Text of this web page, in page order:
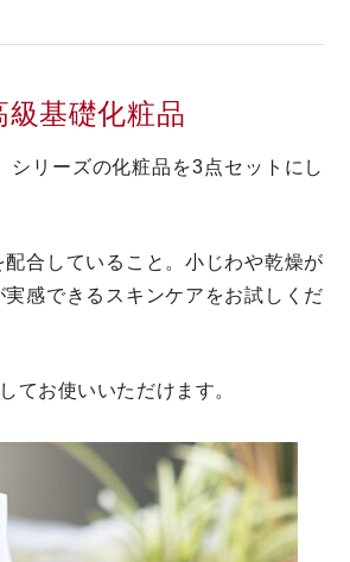
基礎化粧品
リーズの化粧品を3点セットにし
合していること。小じわや乾燥が
感できるスキンケアをお試しくだ
てお使いいただけます。